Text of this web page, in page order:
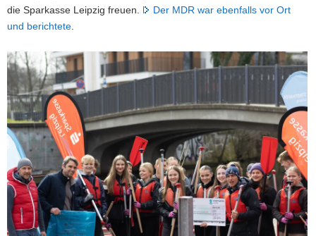
die Sparkasse Leipzig freuen.
Der MDR war ebenfalls vor Ort
und berichtete